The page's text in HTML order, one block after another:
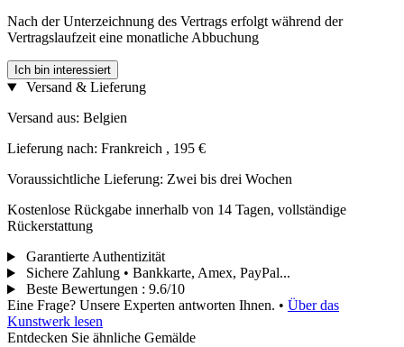
Nach der Unterzeichnung des Vertrags erfolgt während der
Vertragslaufzeit eine monatliche Abbuchung
Ich bin interessiert
Versand & Lieferung
Versand aus: Belgien
Lieferung nach: Frankreich , 195 €
Voraussichtliche Lieferung: Zwei bis drei Wochen
Kostenlose Rückgabe innerhalb von 14 Tagen, vollständige
Rückerstattung
Garantierte Authentizität
Sichere Zahlung • Bankkarte, Amex, PayPal...
Beste Bewertungen : 9.6/10
Eine Frage? Unsere Experten antworten Ihnen. • Über das
Kunstwerk lesen
Entdecken Sie ähnliche Gemälde